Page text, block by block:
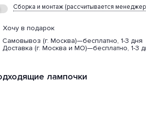
Сборка и монтаж (рассчитывается
Хочу в подарок
Самовывоз (г. Москва)—бесплатно, 1-3 дня
Доставка (г. Москва и МО)—бесплатно, 1-3
лампочки